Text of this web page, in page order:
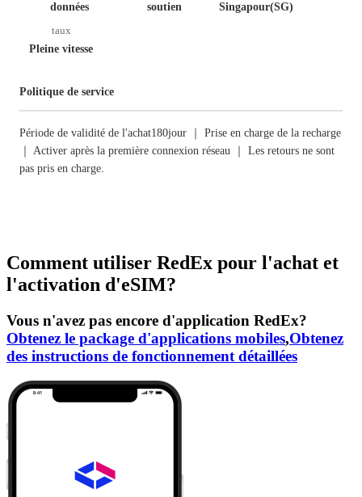
données
soutien
Singapour(SG)
taux
Pleine vitesse
Politique de service
Période de validité de l'achat180jour ｜ Prise en charge de la recharge
｜ Activer après la première connexion réseau ｜ Les retours ne sont
pas pris en charge.
Comment utiliser RedEx pour l'achat et
l'activation d'eSIM?
Vous n'avez pas encore d'application RedEx?
Obtenez le package d'applications mobiles,Obtenez
des instructions de fonctionnement détaillées